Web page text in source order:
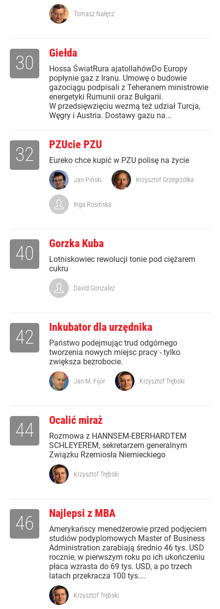
Tomasz Nałęcz
Giełda
Hossa ŚwiatRura ajatollahówDo Europy
popłynie gaz z Iranu. Umowę o budowie
gazociągu podpisali z Teheranem ministrowie
energetyki Rumunii oraz Bułgarii.
W przedsięwzięciu wezmą też udział Turcja,
Węgry i Austria. Dostawy gazu na...
30
PZUcie PZU
Eureko chce kupić w PZU polisę na życie
32
Jan Piński Krzysztof Grzegrzółka
Inga Rosińska
Gorzka Kuba
Lotniskowiec rewolucji tonie pod ciężarem
cukru
40
David Gonzalez
Inkubator dla urzędnika
Państwo podejmując trud odgórnego
tworzenia nowych miejsc pracy - tylko
zwiększa bezrobocie.
42
Jan M. Fijor Krzysztof Trębski
Ocalić miraż
Rozmowa z HANNSEM-EBERHARDTEM
SCHLEYEREM, sekretarzem generalnym
Związku Rzemiosła Niemieckiego
44
Krzysztof Trębski
Najlepsi z MBA
Amerykańscy menedżerowie przed podjęciem
studiów podyplomowych Master of Business
Administration zarabiają średnio 46 tys. USD
rocznie, w pierwszym roku po ich ukończeniu
płaca wzrasta do 69 tys. USD, a po trzech
latach przekracza 100 tys....
46
Krzysztof Trębski